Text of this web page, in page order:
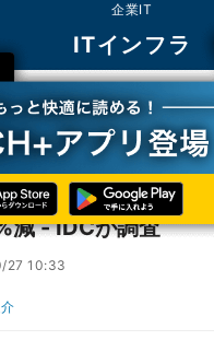
CLOSE
企業IT
ITインフラ
ITインフラ
サービス市場、2016年売上は前年比
ージサービス市場
減 - IDCが調査
27 10:33